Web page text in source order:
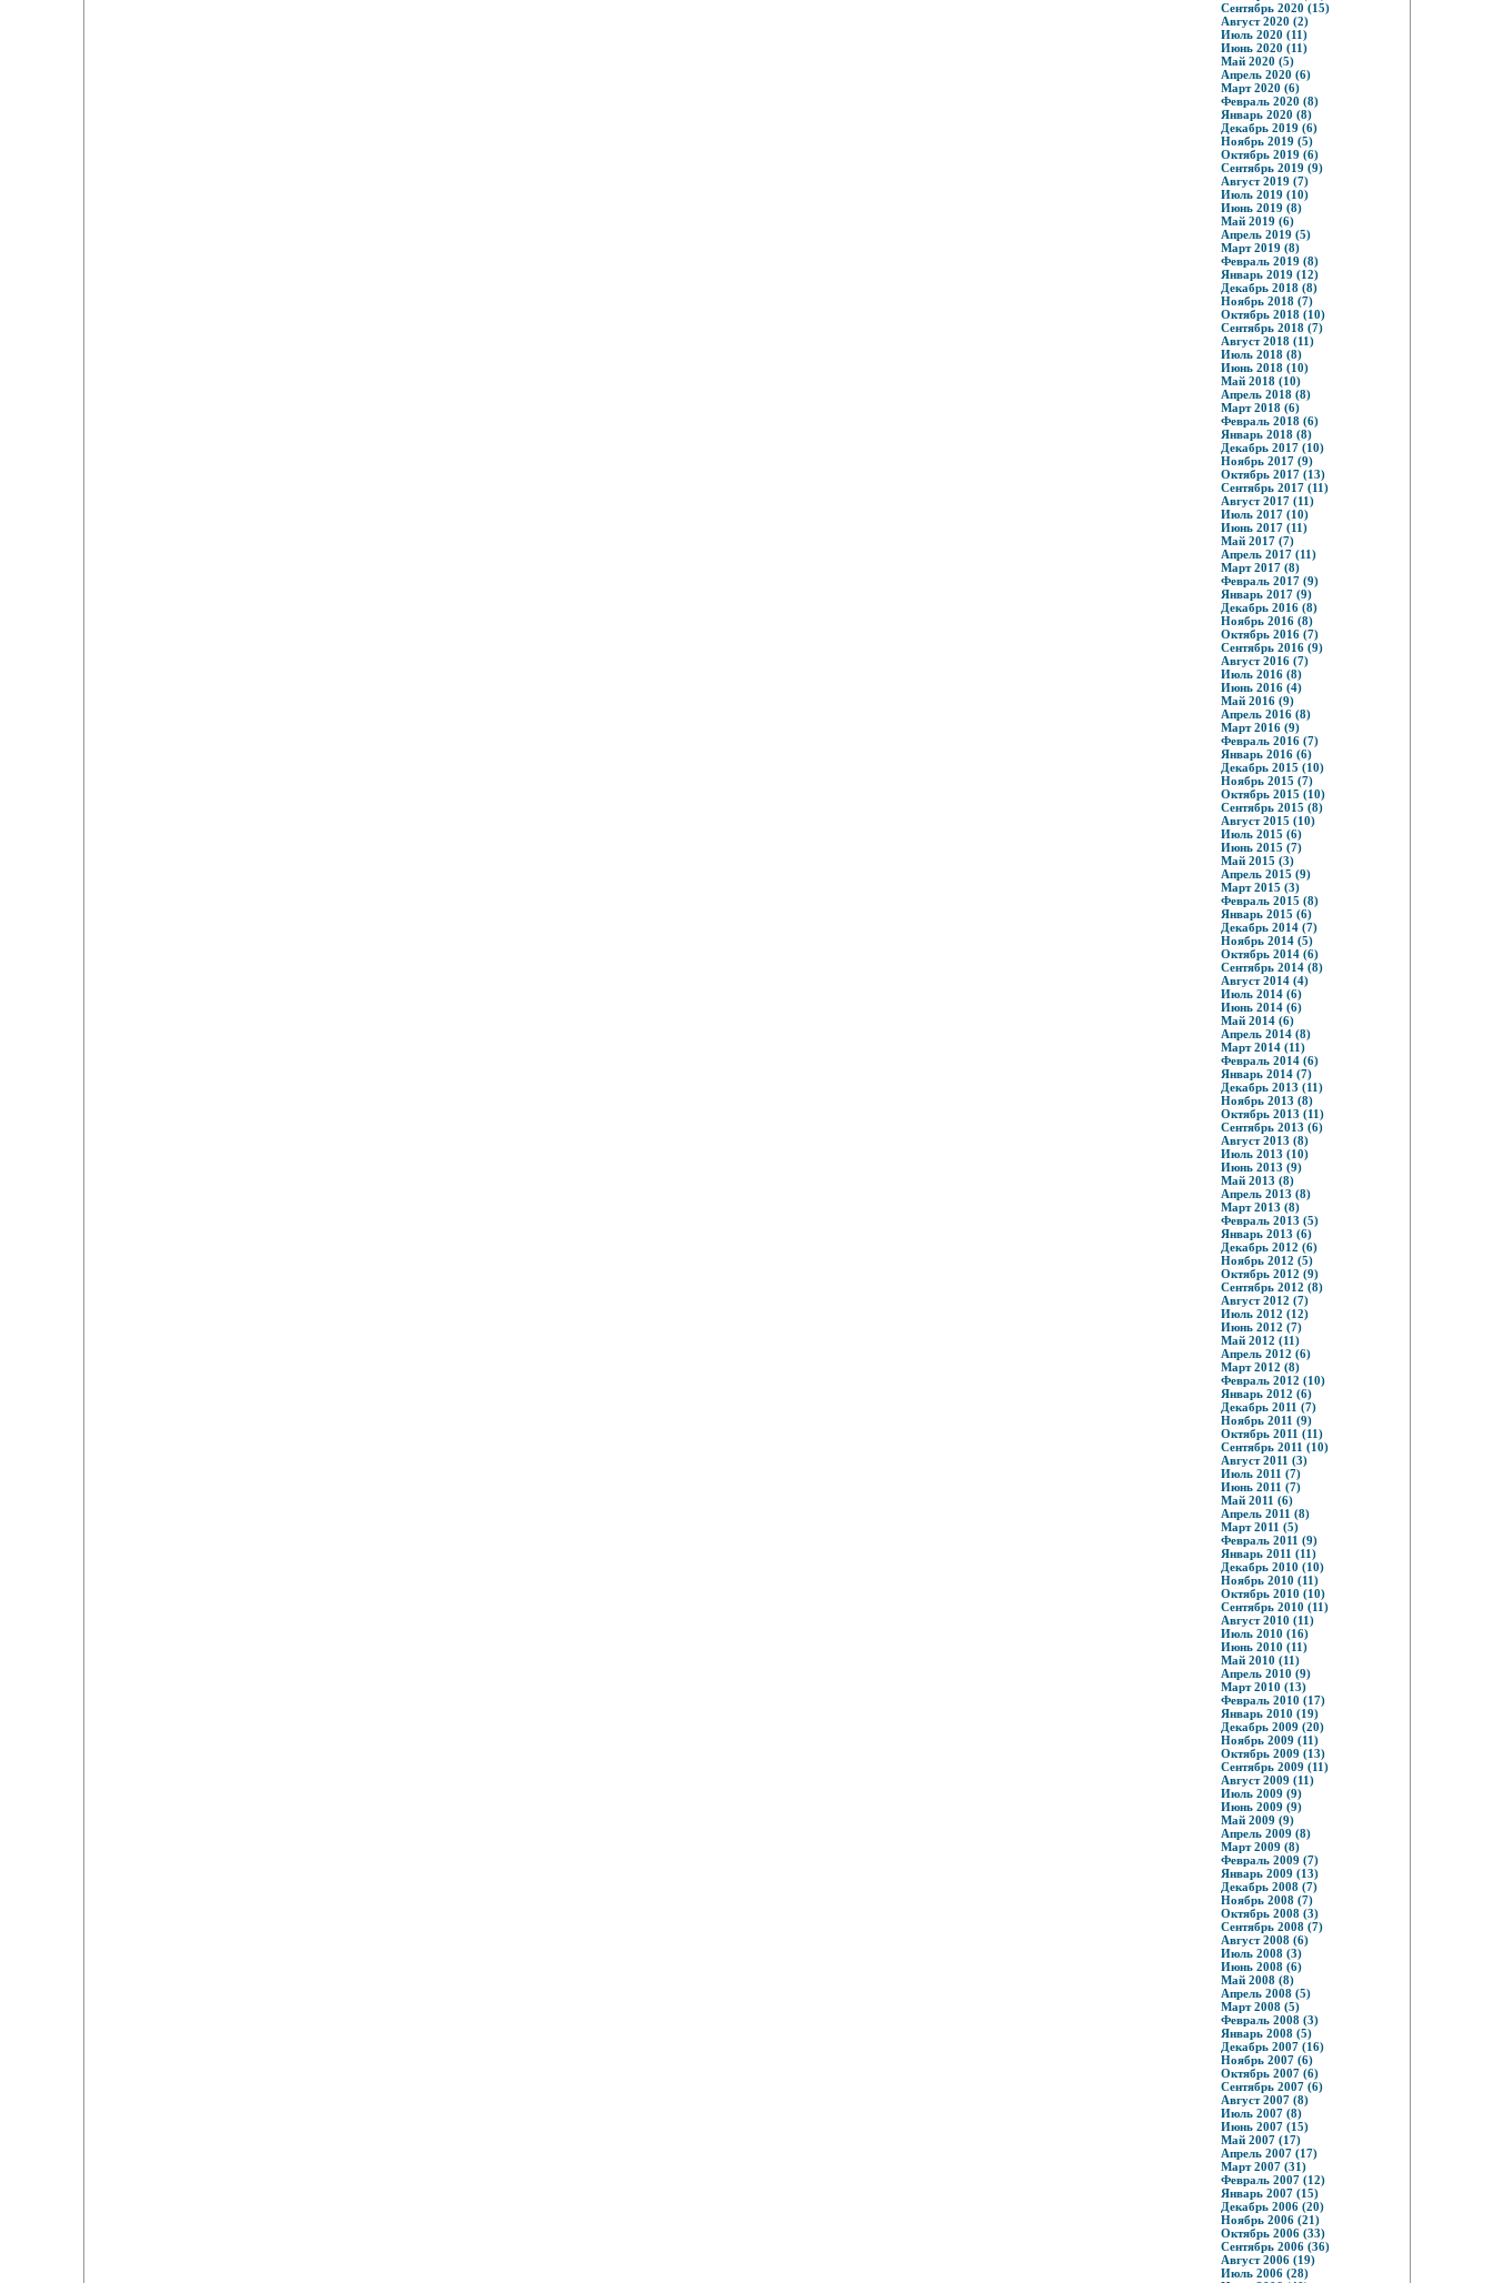
Сентябрь 2020 (15)
Август 2020 (2)
Июль 2020 (11)
Июнь 2020 (11)
Май 2020 (5)
Апрель 2020 (6)
Март 2020 (6)
Февраль 2020 (8)
Январь 2020 (8)
Декабрь 2019 (6)
Ноябрь 2019 (5)
Октябрь 2019 (6)
Сентябрь 2019 (9)
Август 2019 (7)
Июль 2019 (10)
Июнь 2019 (8)
Май 2019 (6)
Апрель 2019 (5)
Март 2019 (8)
Февраль 2019 (8)
Январь 2019 (12)
Декабрь 2018 (8)
Ноябрь 2018 (7)
Октябрь 2018 (10)
Сентябрь 2018 (7)
Август 2018 (11)
Июль 2018 (8)
Июнь 2018 (10)
Май 2018 (10)
Апрель 2018 (8)
Март 2018 (6)
Февраль 2018 (6)
Январь 2018 (8)
Декабрь 2017 (10)
Ноябрь 2017 (9)
Октябрь 2017 (13)
Сентябрь 2017 (11)
Август 2017 (11)
Июль 2017 (10)
Июнь 2017 (11)
Май 2017 (7)
Апрель 2017 (11)
Март 2017 (8)
Февраль 2017 (9)
Январь 2017 (9)
Декабрь 2016 (8)
Ноябрь 2016 (8)
Октябрь 2016 (7)
Сентябрь 2016 (9)
Август 2016 (7)
Июль 2016 (8)
Июнь 2016 (4)
Май 2016 (9)
Апрель 2016 (8)
Март 2016 (9)
Февраль 2016 (7)
Январь 2016 (6)
Декабрь 2015 (10)
Ноябрь 2015 (7)
Октябрь 2015 (10)
Сентябрь 2015 (8)
Август 2015 (10)
Июль 2015 (6)
Июнь 2015 (7)
Май 2015 (3)
Апрель 2015 (9)
Март 2015 (3)
Февраль 2015 (8)
Январь 2015 (6)
Декабрь 2014 (7)
Ноябрь 2014 (5)
Октябрь 2014 (6)
Сентябрь 2014 (8)
Август 2014 (4)
Июль 2014 (6)
Июнь 2014 (6)
Май 2014 (6)
Апрель 2014 (8)
Март 2014 (11)
Февраль 2014 (6)
Январь 2014 (7)
Декабрь 2013 (11)
Ноябрь 2013 (8)
Октябрь 2013 (11)
Сентябрь 2013 (6)
Август 2013 (8)
Июль 2013 (10)
Июнь 2013 (9)
Май 2013 (8)
Апрель 2013 (8)
Март 2013 (8)
Февраль 2013 (5)
Январь 2013 (6)
Декабрь 2012 (6)
Ноябрь 2012 (5)
Октябрь 2012 (9)
Сентябрь 2012 (8)
Август 2012 (7)
Июль 2012 (12)
Июнь 2012 (7)
Май 2012 (11)
Апрель 2012 (6)
Март 2012 (8)
Февраль 2012 (10)
Январь 2012 (6)
Декабрь 2011 (7)
Ноябрь 2011 (9)
Октябрь 2011 (11)
Сентябрь 2011 (10)
Август 2011 (3)
Июль 2011 (7)
Июнь 2011 (7)
Май 2011 (6)
Апрель 2011 (8)
Март 2011 (5)
Февраль 2011 (9)
Январь 2011 (11)
Декабрь 2010 (10)
Ноябрь 2010 (11)
Октябрь 2010 (10)
Сентябрь 2010 (11)
Август 2010 (11)
Июль 2010 (16)
Июнь 2010 (11)
Май 2010 (11)
Апрель 2010 (9)
Март 2010 (13)
Февраль 2010 (17)
Январь 2010 (19)
Декабрь 2009 (20)
Ноябрь 2009 (11)
Октябрь 2009 (13)
Сентябрь 2009 (11)
Август 2009 (11)
Июль 2009 (9)
Июнь 2009 (9)
Май 2009 (9)
Апрель 2009 (8)
Март 2009 (8)
Февраль 2009 (7)
Январь 2009 (13)
Декабрь 2008 (7)
Ноябрь 2008 (7)
Октябрь 2008 (3)
Сентябрь 2008 (7)
Август 2008 (6)
Июль 2008 (3)
Июнь 2008 (6)
Май 2008 (8)
Апрель 2008 (5)
Март 2008 (5)
Февраль 2008 (3)
Январь 2008 (5)
Декабрь 2007 (16)
Ноябрь 2007 (6)
Октябрь 2007 (6)
Сентябрь 2007 (6)
Август 2007 (8)
Июль 2007 (8)
Июнь 2007 (15)
Май 2007 (17)
Апрель 2007 (17)
Март 2007 (31)
Февраль 2007 (12)
Январь 2007 (15)
Декабрь 2006 (20)
Ноябрь 2006 (21)
Октябрь 2006 (33)
Сентябрь 2006 (36)
Август 2006 (19)
Июль 2006 (28)